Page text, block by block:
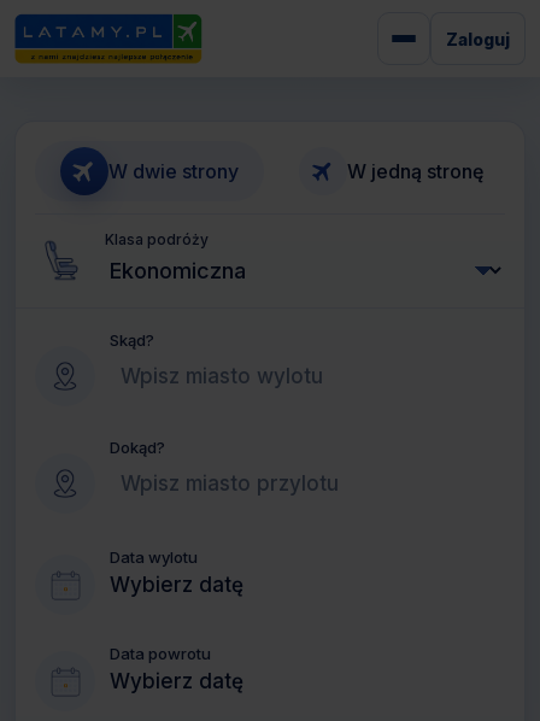
Zaloguj
W dwie strony W jedną stronę
Klasa podróży
Skąd?
Dokąd?
Data wylotu
Wybierz datę
Data powrotu
Wybierz datę